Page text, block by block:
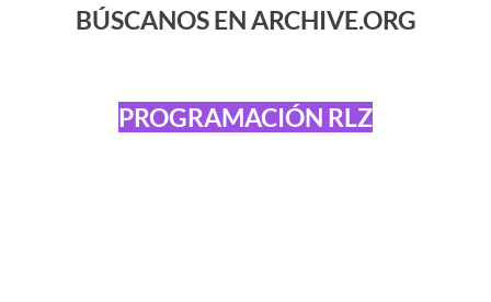
BÚSCANOS EN ARCHIVE.ORG
PROGRAMACIÓN RLZ